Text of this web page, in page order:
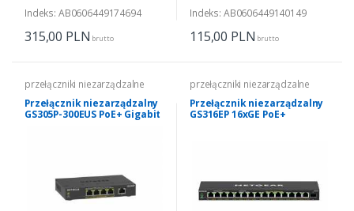
Indeks: AB0606449174694
315,00 PLN brutto
Indeks: AB0606449140149
115,00 PLN brutto
przełączniki niezarządzalne
Przełącznik niezarządzalny
GS305P-300EUS PoE+ Gigabit
przełączniki niezarządzalne
Przełącznik niezarządzalny
GS316EP 16xGE PoE+